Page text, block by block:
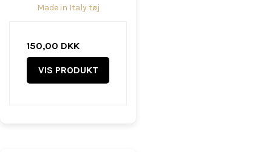
Made in Italy tøj
150,00 DKK
VIS PRODUKT